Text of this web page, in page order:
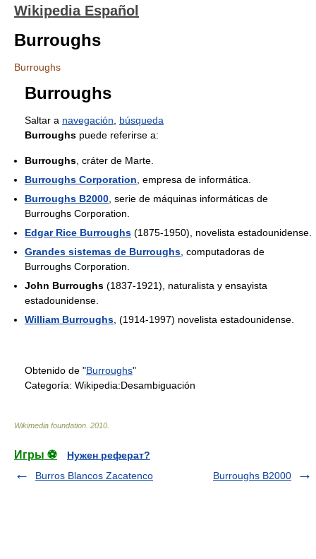
Wikipedia Español
Burroughs
Burroughs
Burroughs
Saltar a navegación
búsqueda
Burroughs puede referirse a:
Burroughs , cráter de Marte.
Burroughs Corporation , empresa de informática.
Burroughs B2000 , serie de máquinas informáticas de
Burroughs Corporation.
Edgar Rice Burroughs (1875-1950), novelista estadounidense.
Grandes sistemas de Burroughs , computadoras de
Burroughs Corporation.
John Burroughs (1837-1921), naturalista y ensayista
estadounidense.
William Burroughs , (1914-1997) novelista estadounidense.
Obtenido de "Burroughs"
Categoría: Wikipedia:Desambiguación
Wikimedia foundation 2010
Игры ⚽
Нужен реферат?
Burros Blancos Zacatenco
Burroughs B2000